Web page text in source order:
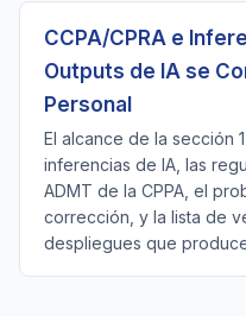
CCPA/CPRA e
Outputs de IA se
Personal
El alcance de la sección
inferencias de IA, las
ADMT de la CPPA, el
corrección, y la lista de
despliegues que